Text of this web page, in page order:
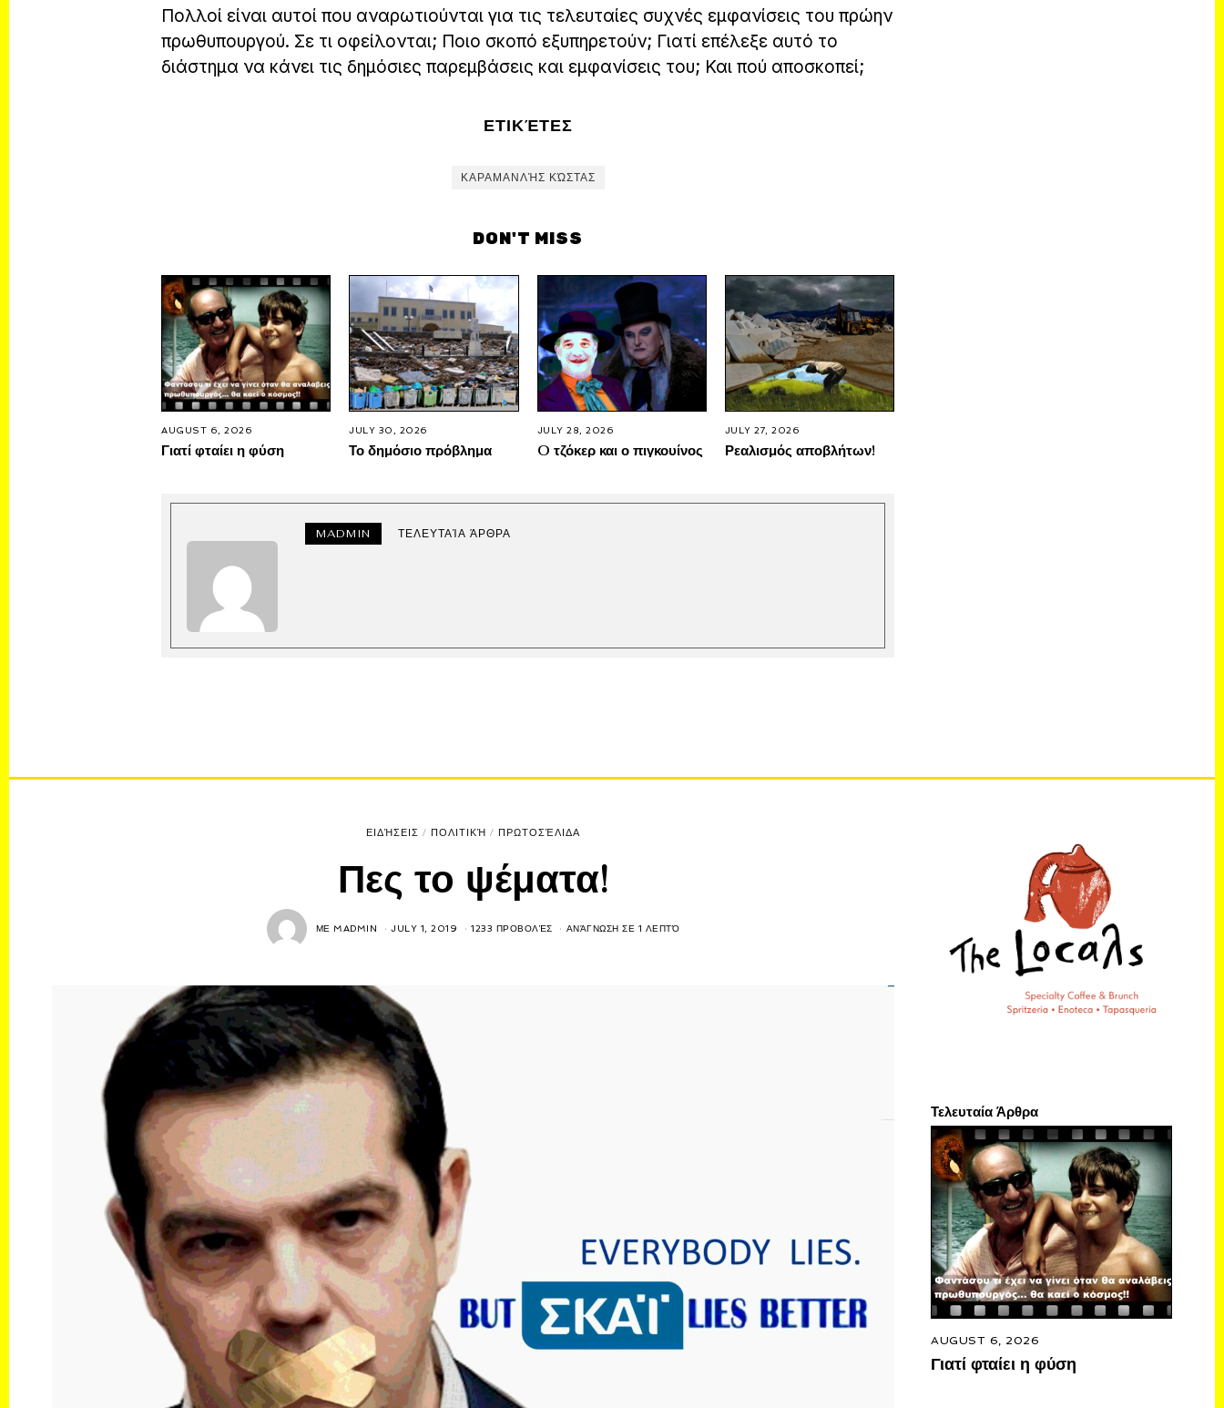
Πολλοί είναι αυτοί που αναρωτιούνται για τις τελευταίες συχνές εμφανίσεις του πρώην
πρωθυπουργού. Σε τι οφείλονται; Ποιο σκοπό εξυπηρετούν; Γιατί επέλεξε αυτό το
διάστημα να κάνει τις δημόσιες παρεμβάσεις και εμφανίσεις του; Και πού αποσκοπεί;
ΕΤΙΚΈΤΕΣ
ΚΑΡΑΜΑΝΛΉΣ ΚΏΣΤΑΣ
DON'T MISS
AUGUST 6, 2026
Γιατί φταίει η φύση
JULY 30, 2026
Το δημόσιο πρόβλημα
JULY 28, 2026
O τζόκερ και ο πιγκουίνος
JULY 27, 2026
Ρεαλισμός αποβλήτων!
MADMIN ΤΕΛΕΥΤΑΊΑ ΆΡΘΡΑ
ΕΙΔΉΣΕΙΣ / ΠΟΛΙΤΙΚΉ / ΠΡΩΤΟΣΈΛΙΔΑ
Πες το ψέματα!
ΜΕ MADMIN JULY 1, 2019 1233 ΠΡΟΒΟΛΈΣ ΑΝΆΓΝΩΣΗ ΣΕ 1 ΛΕΠΤΌ
Τελευταία Άρθρα
AUGUST 6, 2026
Γιατί φταίει η φύση